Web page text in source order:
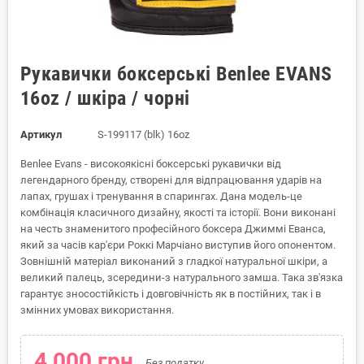
Рукавички боксерські Benlee EVANS
16oz / шкіра / чорні
Артикул S-199117 (blk) 16oz
Benlee Evans - високоякісні боксерські рукавички від
легендарного бренду, створені для відпрацювання ударів на
лапах, грушах і тренування в спарингах. Дана модель-це
комбінація класичного дизайну, якості та історії. Вони виконані
на честь знаменитого професійного боксера Джиммі Еванса,
який за часів кар'єри Роккі Марчіано виступив його опонентом.
Зовнішній матеріал виконаний з гладкої натуральної шкіри, а
великий палець, зсередини-з натурального замша. Така зв'язка
гарантує зносостійкість і довговічність як в постійних, так і в
змінних умовах використання.